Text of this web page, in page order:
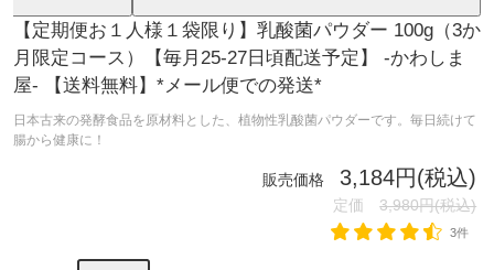
【定期便お１人様１袋限り】乳酸菌パウダー 100g（3か
月限定コース）【毎月25-27日頃配送予定】 -かわしま
屋- 【送料無料】*メール便での発送*
日本古来の発酵食品を原材料とした、植物性乳酸菌パウダーです。毎日続けて
腸から健康に！
販売価格 3,184円(税込)
定価3,980円(税込)
3件